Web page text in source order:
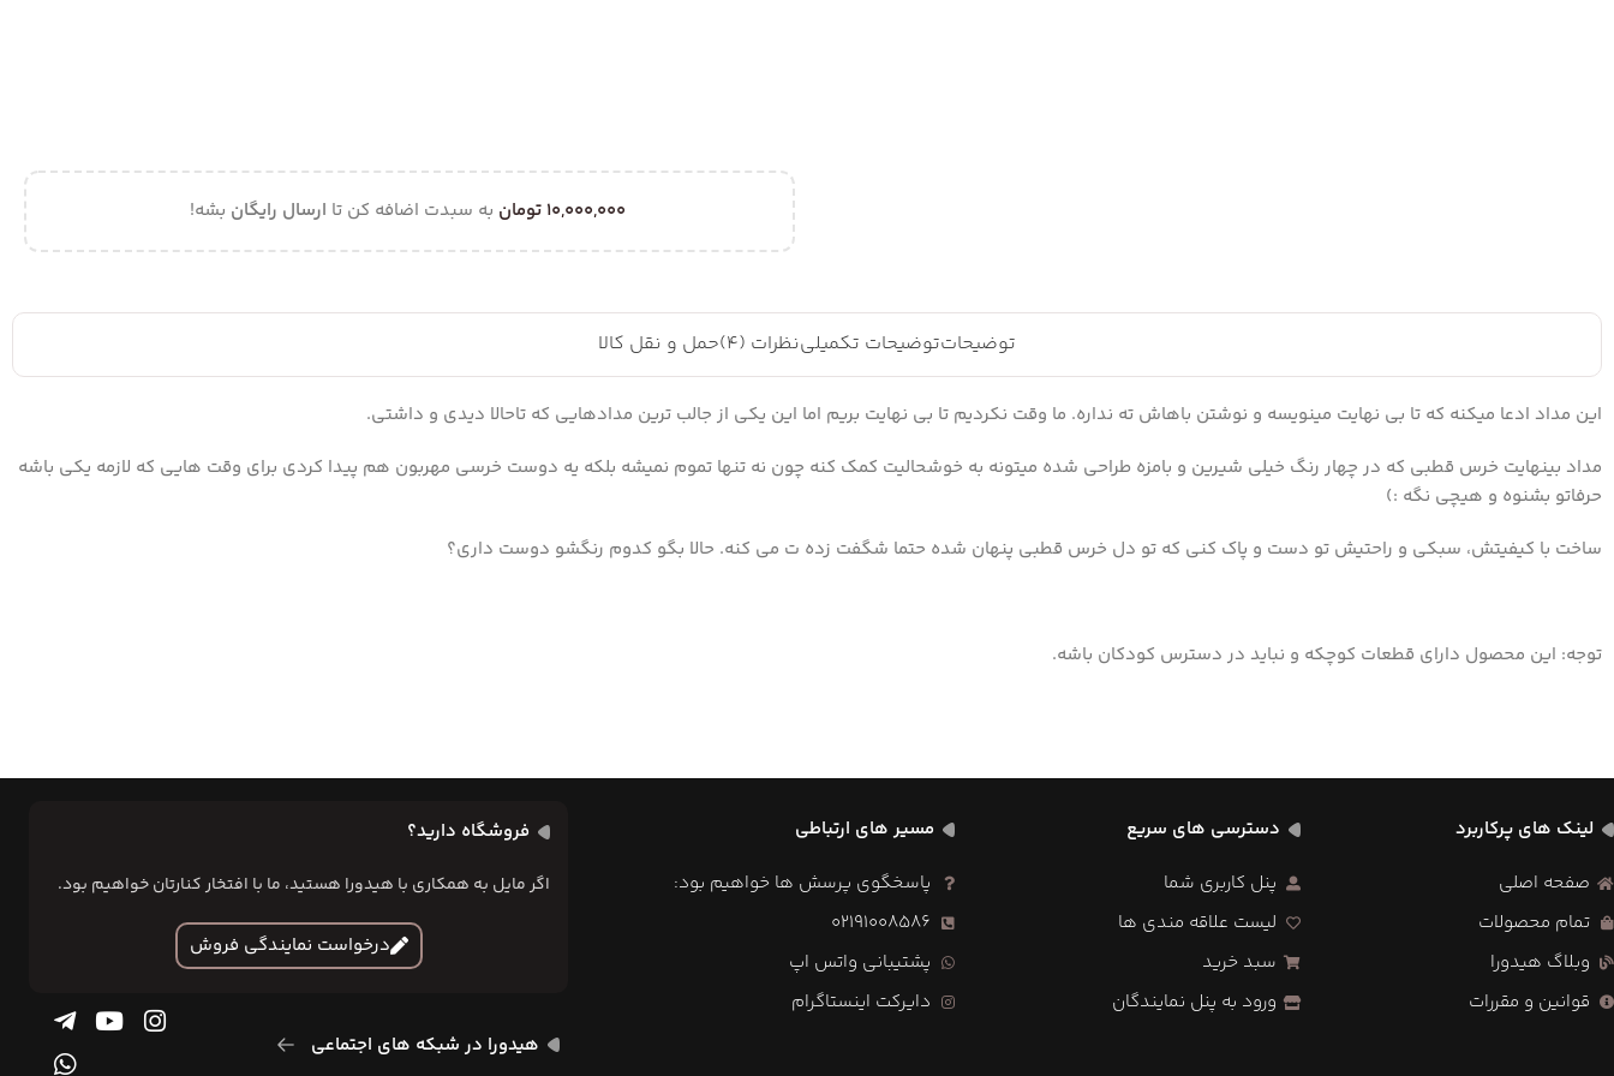
10,000,000 تومان به سبدت اضافه کن تا ارسال رایگان بشه!
توضیحاتتوضیحات تکمیلینظرات (4) حمل و نقل کالا
این مداد ادعا میکنه که تا بی نهایت مینویسه و نوشتن باهاش ته نداره. ما وقت نکردیم تا بی نهایت بریم اما این یکی از جالب ترین مدادهایی که تاحالا دیدی و داشتی.
مداد بینهایت خرس قطبی که در چهار رنگ خیلی شیرین و بامزه طراحی شده میتونه به خوشحالیت کمک کنه چون نه تنها تموم نمیشه بلکه یه دوست خرسی مهربون هم پیدا کردی برای وقت هایی که لازمه یکی باشه
حرفاتو بشنوه و هیچی نگه :)
ساخت با کیفیتش، سبکی و راحتیش تو دست و پاک کنی که تو دل خرس قطبی پنهان شده حتما شگفت زده ت می کنه. حالا بگو کدوم رنگشو دوست داری؟
توجه: این محصول دارای قطعات کوچکه و نباید در دسترس کودکان باشه.
لینک های پرکاربرد
صفحه اصلی
تمام محصولات
وبلاگ هیدورا
قوانین و مقررات
دسترسی های سریع
پنل کاربری شما
لیست علاقه مندی ها
سبد خرید
ورود به پنل نمایندگان
مسیر های ارتباطی
پاسخگوی پرسش ها خواهیم بود:
02191008586
پشتیبانی واتس اپ
دایرکت اینستاگرام
فروشگاه دارید؟
اگر مایل به همکاری با هیدورا هستید، ما با افتخار کنارتان خواهیم بود.
درخواست نمایندگی فروش
هیدورا در شبکه های اجتماعی